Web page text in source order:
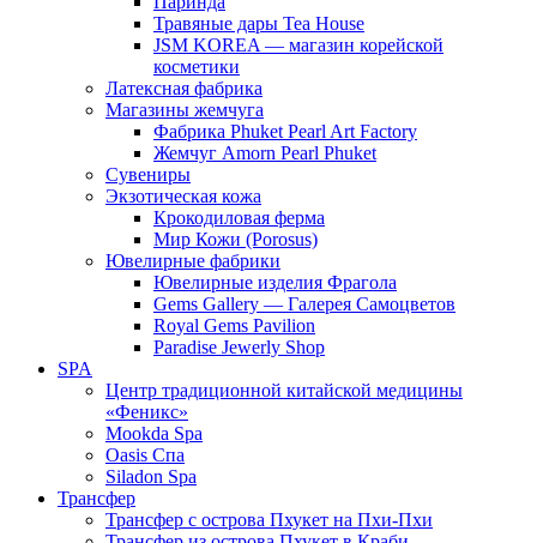
Травяные дары Tea House
JSM KOREA — магазин корейской
косметики
Латексная фабрика
Магазины жемчуга
Фабрика Phuket Pearl Art Factory
Жемчуг Amorn Pearl Phuket
Сувениры
Экзотическая кожа
Крокодиловая ферма
Мир Кожи (Porosus)
Ювелирные фабрики
Ювелирные изделия Фрагола
Gems Gallery — Галерея Самоцветов
Royal Gems Pavilion
Paradise Jewerly Shop
SPA
Центр традиционной китайской медицины
«Феникс»
Mookda Spa
Oasis Спа
Siladon Spa
Трансфер
Трансфер с острова Пхукет на Пхи-Пхи